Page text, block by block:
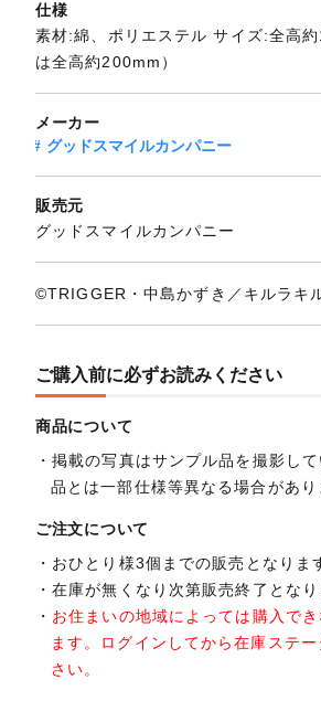
仕様
素材:綿、ポリエステル サイズ:全高
は全高約200mm）
メーカー
グッドスマイルカンパニー
販売元
グッドスマイルカンパニー
©TRIGGER・中島かずき／キルラキ
ご購入前に必ずお読みください
商品について
掲載の写真はサンプル品を撮影し
品とは一部仕様等異なる場合があり
ご注文について
おひとり様3個までの販売となりま
在庫が無くなり次第販売終了となり
お住まいの地域によっては購入で
ます。ログインしてから在庫ステ
さい。